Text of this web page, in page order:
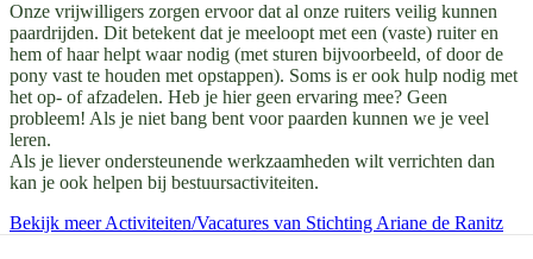
Onze vrijwilligers zorgen ervoor dat al onze ruiters veilig kunnen
paardrijden. Dit betekent dat je meeloopt met een (vaste) ruiter en
hem of haar helpt waar nodig (met sturen bijvoorbeeld, of door de
pony vast te houden met opstappen). Soms is er ook hulp nodig met
het op- of afzadelen. Heb je hier geen ervaring mee? Geen
probleem! Als je niet bang bent voor paarden kunnen we je veel
leren.
Als je liever ondersteunende werkzaamheden wilt verrichten dan
kan je ook helpen bij bestuursactiviteiten.
Bekijk meer Activiteiten/Vacatures van Stichting Ariane de Ranitz